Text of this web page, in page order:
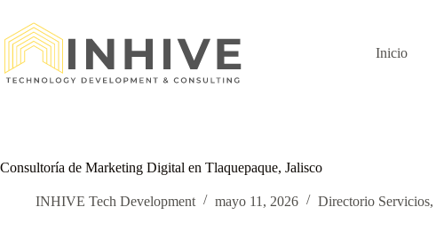
contenido
Inicio
Consultoría de Marketing Digital en Tlaquepaque, Jalisco
INHIVE Tech Development mayo 11, 2026 Directorio Servicios,